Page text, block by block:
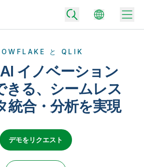
理由
へ
ータ品質の価格
ます。
と QLIK
イノベーション
きる、シームレス
統合・分析を実現
デモをリクエスト